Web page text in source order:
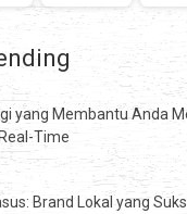
yang Membantu Anda
Time
Brand Lokal yang